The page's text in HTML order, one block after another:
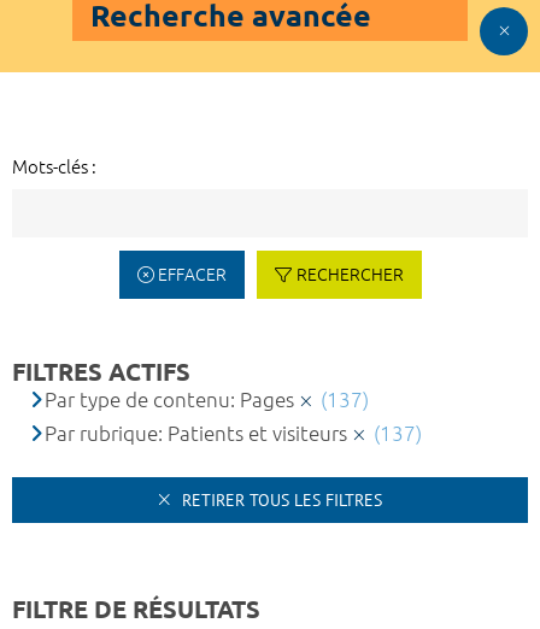
Recherche avancée
Mots-clés :
EFFACER RECHERCHER
FILTRES ACTIFS
Par type de contenu: Pages
(137)
Par rubrique: Patients et visiteurs
(137)
RETIRER TOUS LES FILTRES
FILTRE DE RÉSULTATS